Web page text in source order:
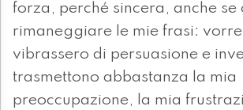
forza, perché sincera, anche se
rimaneggiare le mie frasi:
vibrassero di persuasione e
trasmettono abbastanza la mia
preoccupazione, la mia